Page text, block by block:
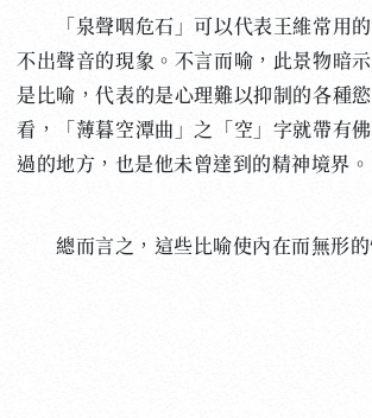
「泉聲咽危石」可以代表王維常用的
不出聲音的現象。不言而喻，此景物暗
是比喻，代表的是心理難以抑制的各種
看，「薄暮空潭曲」之「空」字就帶有
過的地方，也是他未曾達到的精神境界。
總而言之，這些比喻使內在而無形的